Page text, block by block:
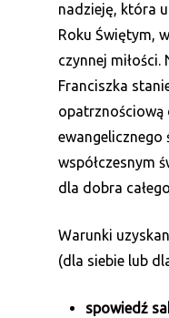
nadzieję, która
Roku Świętym,
czynnej miłości.
Franciszka
opatrznościową
ewangelicznego
współczesnym
dla dobra
Warunki
(dla siebie lub
spowiedź